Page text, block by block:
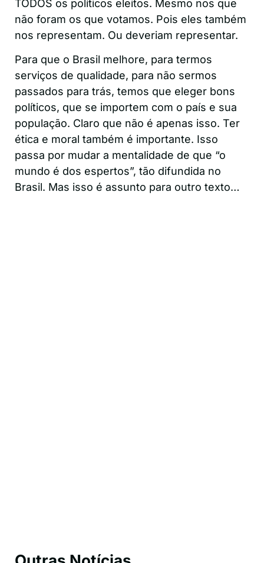
TODOS os políticos eleitos. Mesmo nos que
não foram os que votamos. Pois eles também
nos representam. Ou deveriam representar.
Para que o Brasil melhore, para termos
serviços de qualidade, para não sermos
passados para trás, temos que eleger bons
políticos, que se importem com o país e sua
população. Claro que não é apenas isso. Ter
ética e moral também é importante. Isso
passa por mudar a mentalidade de que “o
mundo é dos espertos”, tão difundida no
Brasil. Mas isso é assunto para outro texto…